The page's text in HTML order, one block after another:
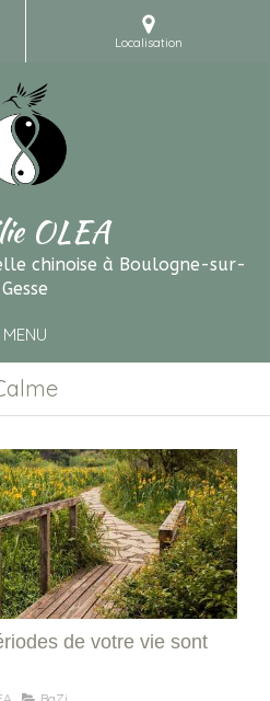
Localisation
OLEA
chinoise à Boulogne-sur-
Gesse
MENU
de votre vie sont